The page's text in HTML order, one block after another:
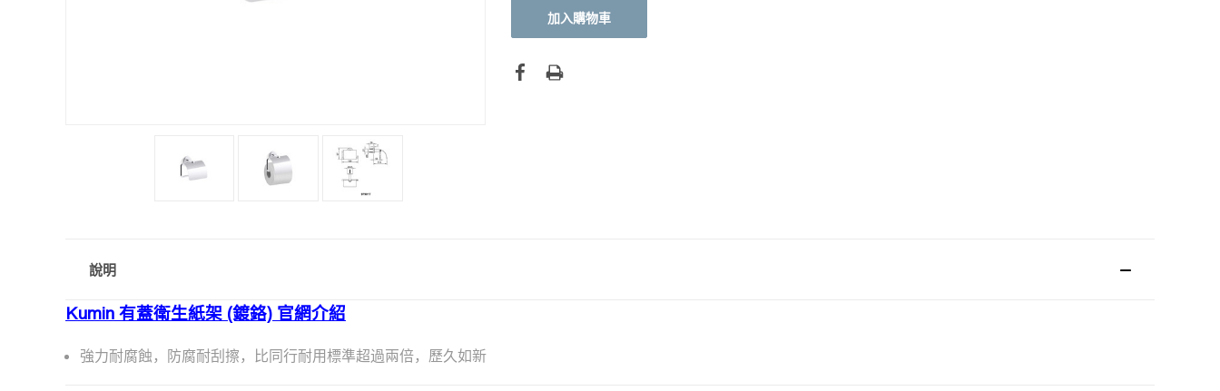
說明
Kumin 有蓋衛生紙架 (鍍鉻) 官網介紹
強力耐腐蝕，防腐耐刮擦，比同行耐用標準超過兩倍，歷久如新